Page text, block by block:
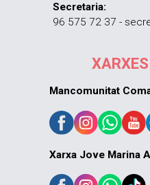
Secretaria:
96 575 72 37 -
Mancomunitat
Xarxa Jove Marina